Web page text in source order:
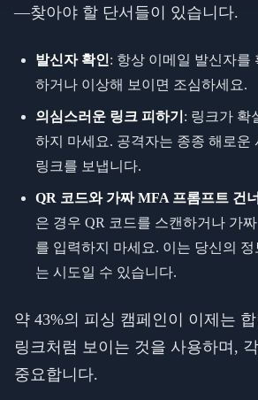
—찾아야 할 단서들이 있습니다.
발신자 확인: 항상 이메일 발신자를
하거나 이상해 보이면 조심하세요.
의심스러운 링크 피하기 : 링크가 확
하지 마세요. 공격자는 종종 해로운
링크를 보냅니다.
QR 코드와 가짜 MFA 프롬프트 건
은 경우 QR 코드를 스캔하거나 가
를 입력하지 마세요. 이는 당신의
는 시도일 수 있습니다.
약 43%의 피싱 캠페인이 이제는
링크처럼 보이는 것을 사용하며,
중요합니다.